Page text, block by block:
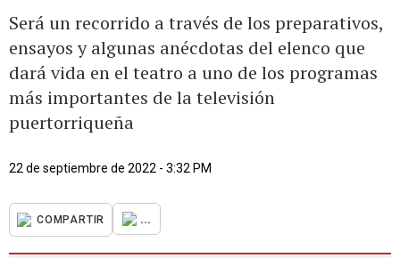
Será un recorrido a través de los preparativos,
ensayos y algunas anécdotas del elenco que
dará vida en el teatro a uno de los programas
más importantes de la televisión
puertorriqueña
22 de septiembre de 2022 - 3:32 PM
COMPARTIR ...